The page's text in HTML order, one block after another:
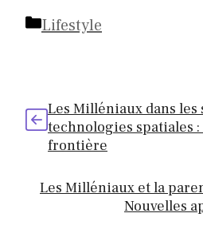
Catégories
Lifestyle
Les Milléniaux dans les
technologies spatiales
frontière
Les Milléniaux et la
Nouvelles